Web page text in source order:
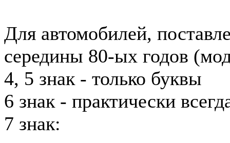
Для автомобилей,
середины 80-ых годов
4, 5 знак - только буквы
6 знак - практически
7 знак: